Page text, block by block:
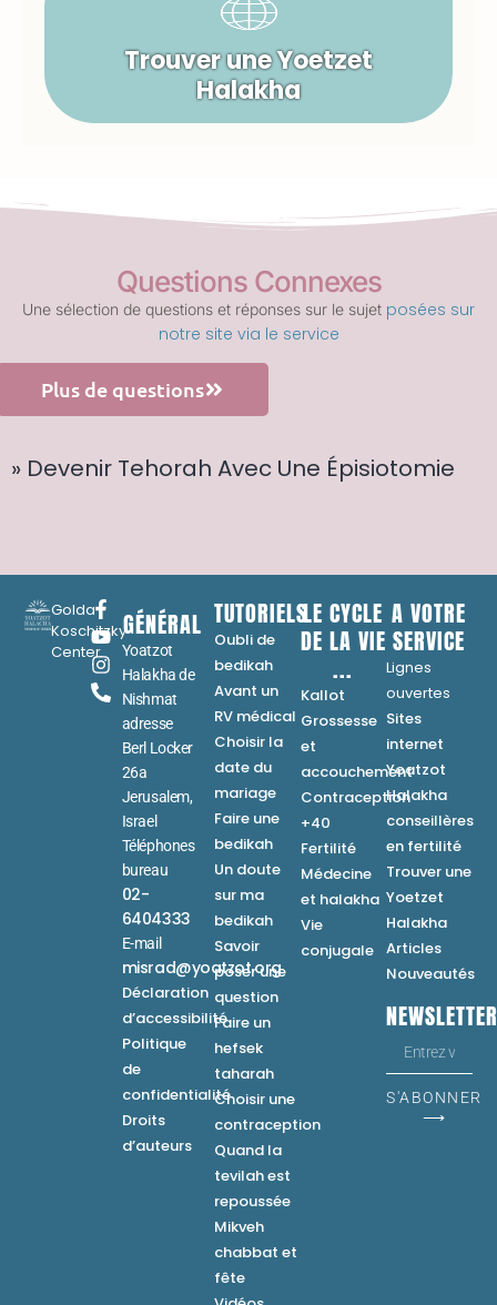
Trouver une Yoetzet
Halakha
Questions Connexes
Une sélection de questions et réponses sur le sujet posées sur
notre site via le service
Plus de questions
» Devenir Tehorah Avec Une Épisiotomie
Golda
Koschitzky
Center
GÉNÉRAL
Yoatzot
Halakha de
Nishmat
adresse
Berl Locker
26a
Jerusalem,
Israel
Téléphones
bureau
02-
6404333
E-mail
misrad@yoatzot.org
Déclaration
d’accessibilité
Politique
de
confidentialité
Droits
d’auteurs
TUTORIELS
Oubli de
bedikah
Avant un
RV médical
Choisir la
date du
mariage
Faire une
bedikah
Un doute
sur ma
bedikah
Savoir
poser une
question
Faire un
hefsek
taharah
Choisir une
contraception
Quand la
tevilah est
repoussée
Mikveh
chabbat et
fête
LE CYCLE
DE LA VIE
...
Kallot
Grossesse
et
accouchement
Contraception
+40
Fertilité
Médecine
et halakha
Vie
conjugale
A VOTRE
SERVICE
Lignes
ouvertes
Sites
internet
Yoatzot
Halakha
conseillères
en fertilité
Trouver une
Yoetzet
Halakha
Articles
Nouveautés
S'ABONNER
⟶